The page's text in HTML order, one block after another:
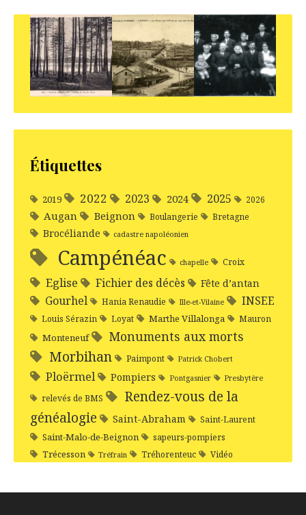
Étiquettes
2019 2022 2023 2024 2025 2026
Augan Beignon Boulangerie Bretagne
Brocéliande cadastre napoléonien
Campénéac chapelle Croix
Eglise Fichier des décès Fête d’antan
Gourhel Hania Renaudie Ille-et-Vilaine INSEE
Louis Sérazin Loyat Marthe Villalonga Mauron
Monteneuf Monuments aux morts
Morbihan Paimpont Patrick Chobert
Ploërmel Pompiers Pontgasnier Presbytère
relevés de BMS
Rendez-vous de la
généalogie
Saint-Abraham Saint-Laurent
Saint-Malo-de-Beignon sapeurs-pompiers
Trécesson Tréfrain Tréhorenteuc Vidéo